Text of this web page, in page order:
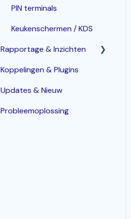
Bereidingsplaatsen
Klanten & Groepen
Gebruikers &
(Oproep bediening,
PIN terminals
Keukenschermen / KDS
Rapportage & Inzichten
Geavanceerde opties
Koppelingen & Plugins
Updates & Nieuw
Probleemoplossing